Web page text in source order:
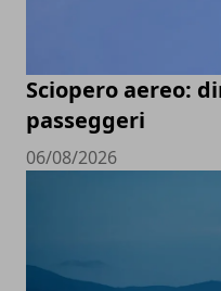
Sciopero aereo:
passeggeri
06/08/2026